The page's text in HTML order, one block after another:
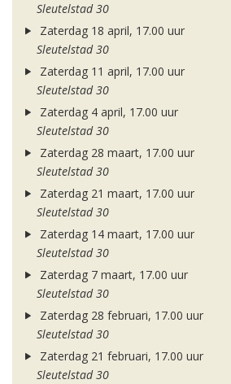
Sleutelstad 30
Zaterdag 18 april, 17.00 uur
Sleutelstad 30
Zaterdag 11 april, 17.00 uur
Sleutelstad 30
Zaterdag 4 april, 17.00 uur
Sleutelstad 30
Zaterdag 28 maart, 17.00 uur
Sleutelstad 30
Zaterdag 21 maart, 17.00 uur
Sleutelstad 30
Zaterdag 14 maart, 17.00 uur
Sleutelstad 30
Zaterdag 7 maart, 17.00 uur
Sleutelstad 30
Zaterdag 28 februari, 17.00 uur
Sleutelstad 30
Zaterdag 21 februari, 17.00 uur
Sleutelstad 30